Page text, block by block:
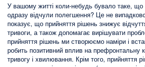
У вашому житті коли-небудь бувало таке, що
одразу відчули полегшення? Це не
показує, що прийняття рішень знижує
тривоги, а також допомагає вирішувати
прийняття рішень ми створюємо наміри і
робить позитивний вплив на префронтальну
тривогу і хвилювання. Крім того, прийняття